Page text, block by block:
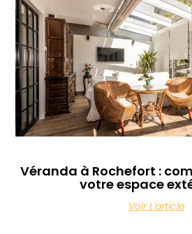
Véranda à Rochefort :
votre espace
Voir L'article